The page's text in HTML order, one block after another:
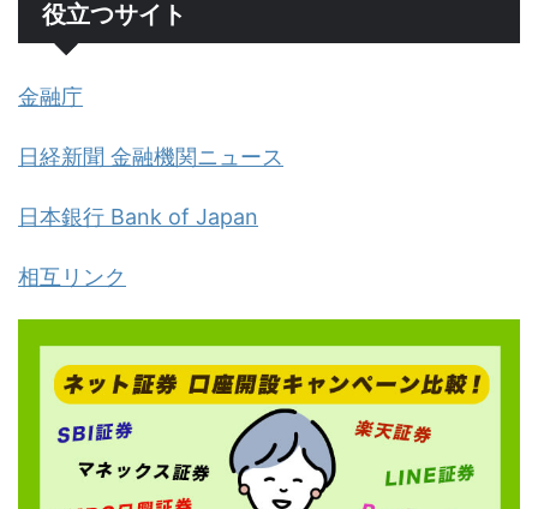
役立つサイト
金融庁
日経新聞 金融機関ニュース
日本銀行 Bank of Japan
相互リンク